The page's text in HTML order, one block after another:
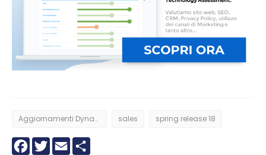
Aggiornamenti Dynamics 365 sales spring release 18
Facebook
Twitter
Email